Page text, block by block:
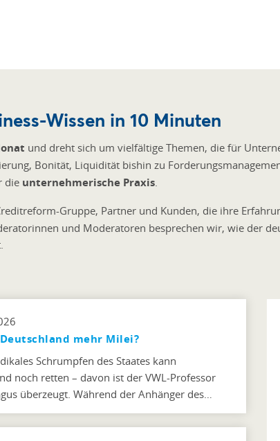
Wissen in 10 Minuten
und dreht sich um vielfältige Themen, die für
Bonität, Liquidität bishin zu
die unternehmerische Praxis
Gruppe, Partner und Kunden, die ihre
und Moderatoren besprechen wir, wie der
mehr Milei?
Schrumpfen des Staates kann
noch retten – davon ist der VWL-Professor
überzeugt. Während der Anhänger des…